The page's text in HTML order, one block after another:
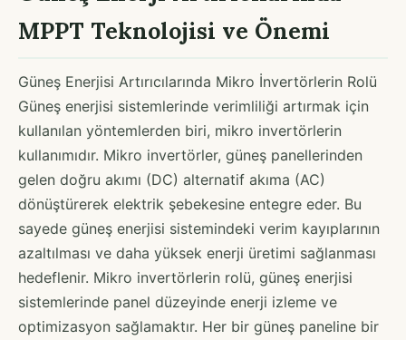
MPPT Teknolojisi ve Önemi
Güneş Enerjisi Artırıcılarında Mikro İnvertörlerin Rolü
Güneş enerjisi sistemlerinde verimliliği artırmak için
kullanılan yöntemlerden biri, mikro invertörlerin
kullanımıdır. Mikro invertörler, güneş panellerinden
gelen doğru akımı (DC) alternatif akıma (AC)
dönüştürerek elektrik şebekesine entegre eder. Bu
sayede güneş enerjisi sistemindeki verim kayıplarının
azaltılması ve daha yüksek enerji üretimi sağlanması
hedeflenir. Mikro invertörlerin rolü, güneş enerjisi
sistemlerinde panel düzeyinde enerji izleme ve
optimizasyon sağlamaktır. Her bir güneş paneline bir